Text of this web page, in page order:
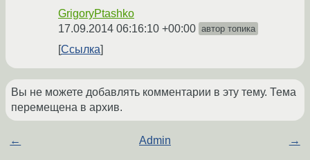
GrigoryPtashko
17.09.2014 06:16:10 +00:00 автор топика
Ссылка
Вы не можете добавлять комментарии в эту тему. Тема
перемещена в архив.
← Admin →